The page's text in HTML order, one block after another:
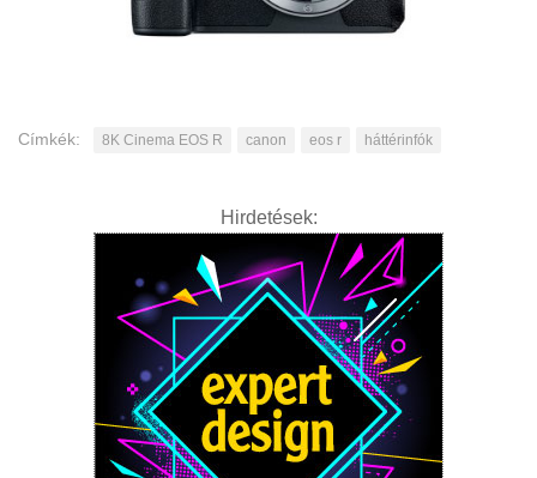
Címkék: 8K Cinema EOS R canon eos r háttérinfók
Hirdetések: